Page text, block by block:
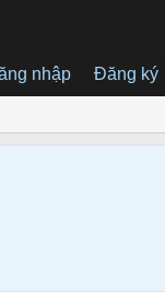
nhập Đăng ký